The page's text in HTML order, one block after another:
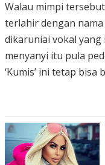
Walau mimpi
terlahir dengan
dikaruniai vokal yang
menyanyi itu pula
‘Kumis’ ini tetap